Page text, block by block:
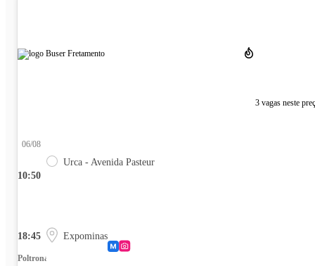
3 vagas neste
10:50
06/08
Urca - Avenida Pasteur
18:45 Expominas
Poltrona